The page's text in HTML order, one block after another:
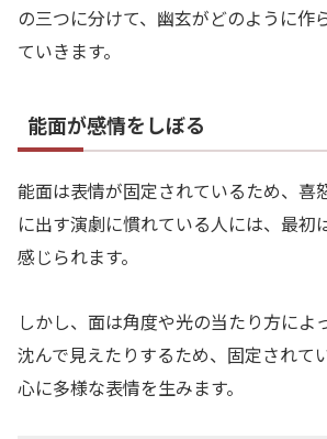
の三つに分けて、幽玄がどのように作
ていきます。
能面が感情をしぼる
能面は表情が固定されているため、喜
に出す演劇に慣れている人には、最初
感じられます。
しかし、面は角度や光の当たり方によ
沈んで見えたりするため、固定されて
心に多様な表情を生みます。